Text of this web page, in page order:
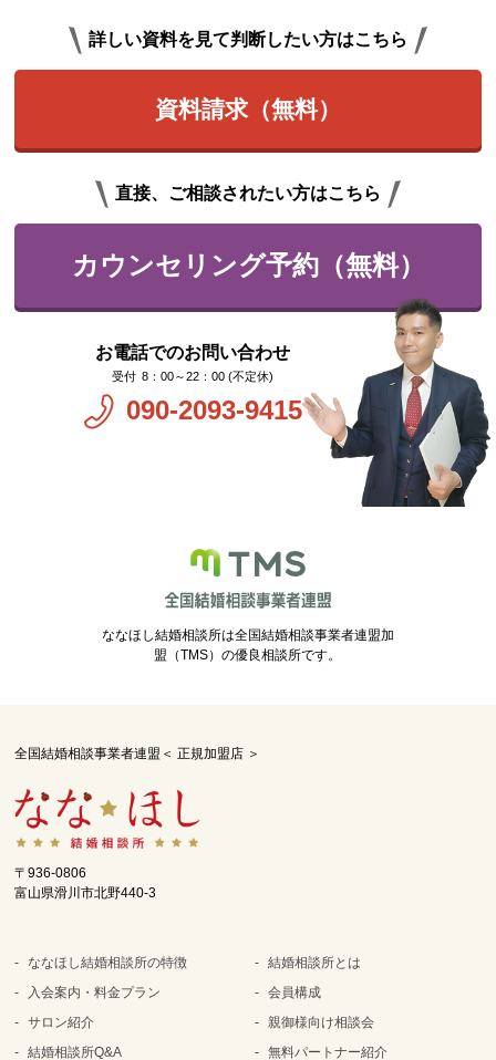
詳しい資料を見て判断したい方はこちら
資料請求（無料）
直接、ご相談されたい方はこちら
カウンセリング予約（無料）
お電話でのお問い合わせ
8：00～22：00 (不定休)
090-2093-9415
ななほし結婚相談所は全国結婚相談事業者連盟加
盟（TMS）の優良相談所です。
全国結婚相談事業者連盟＜ 正規加盟店 ＞
〒936-0806
富山県滑川市北野440-3
ななほし結婚相談所の特徴
入会案内・料金プラン
サロン紹介
結婚相談所Q&A
結婚相談所とは
会員構成
親御様向け相談会
無料パートナー紹介